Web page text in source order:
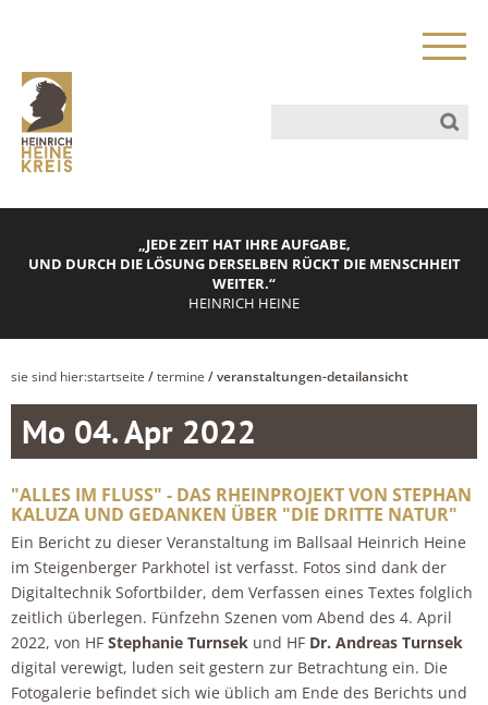
„JEDE ZEIT HAT IHRE AUFGABE,
UND DURCH DIE LÖSUNG DERSELBEN RÜCKT DIE MENSCHHEIT
WEITER.“
HEINRICH HEINE
sie sind hier:startseite /termine / veranstaltungen-detailansicht
Mo 04. Apr 2022
"ALLES IM FLUSS" - DAS RHEINPROJEKT VON STEPHAN
KALUZA UND GEDANKEN ÜBER "DIE DRITTE NATUR"
Ein Bericht zu dieser Veranstaltung im Ballsaal Heinrich Heine
im Steigenberger Parkhotel ist verfasst. Fotos sind dank der
Digitaltechnik Sofortbilder, dem Verfassen eines Textes folglich
zeitlich überlegen. Fünfzehn Szenen vom Abend des 4. April
2022, von HF Stephanie Turnsek und HF Dr. Andreas Turnsek
digital verewigt, luden seit gestern zur Betrachtung ein. Die
Fotogalerie befindet sich wie üblich am Ende des Berichts und